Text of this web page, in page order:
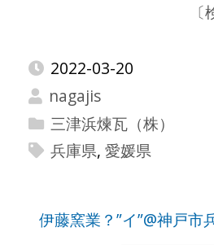
2022-03-20
nagajis
三津浜煉瓦（株）
兵庫県, 愛媛県
伊藤窯業？”イ”@神戸市